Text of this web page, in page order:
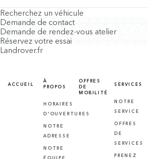
Recherchez un véhicule
Demande de contact
Demande de rendez-vous atelier
Réservez votre essai
Landrover.fr
ACCUEIL
À
PROPOS
HORAIRES
D'OUVERTURES
NOTRE
ADRESSE
NOTRE
OFFRES
DE
MOBILITÉ
SERVICES
NOTRE
SERVICE
OFFRES
DE
SERVICES
PRENEZ